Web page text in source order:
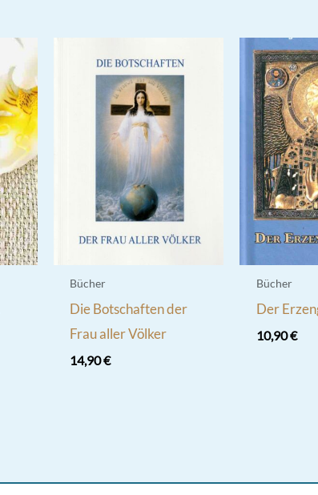
Bücher
Die Botschaften der
Frau aller Völker
14,90€
Bücher
Der
10,90€